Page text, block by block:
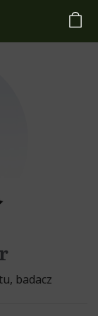
badacz